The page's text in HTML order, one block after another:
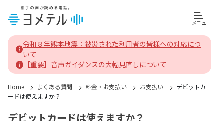
メニュー
令和８年熊本地震：被災された利用者の皆様への対応につ
いて
【重要】音声ガイダンスの大幅見直しについて
Home よくある質問 料金・お支払い お支払い
デビットカ
ードは使えますか？
デビットカードは使えますか？